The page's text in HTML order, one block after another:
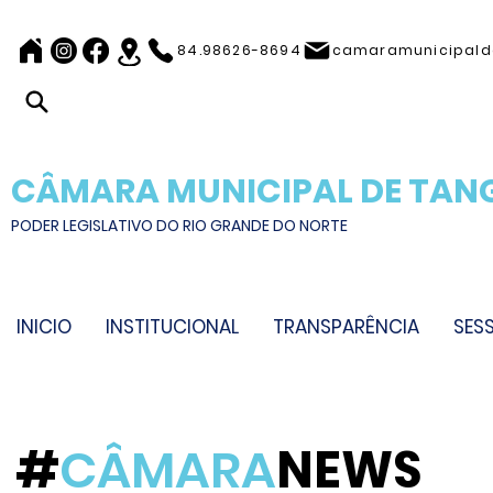
84.98626-8694
CÂMARA MUNICIPAL DE
PODER LEGISLATIVO DO RIO GRANDE DO NORTE
INICIO INSTITUCIONAL TRANSPARÊNCIA
#CÂMARANEWS